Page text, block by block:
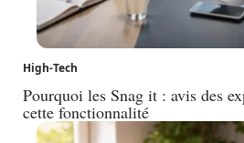
High-Tech
Pourquoi les Snag it : avis des
cette fonctionnalité